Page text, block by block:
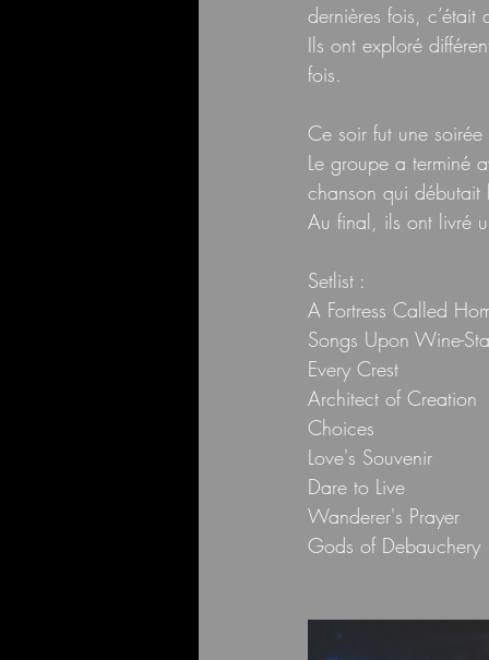
dernières fois,
Ils ont exploré
fois.
Ce soir fut une
Le groupe a terminé
chanson qui débutait
Au final, ils ont livré
Setlist :
A Fortress Called
Songs Upon Wine-
Every Crest
Architect of Creation
Choices
Love's Souvenir
Dare to Live
Wanderer's Prayer
Gods of Debauchery